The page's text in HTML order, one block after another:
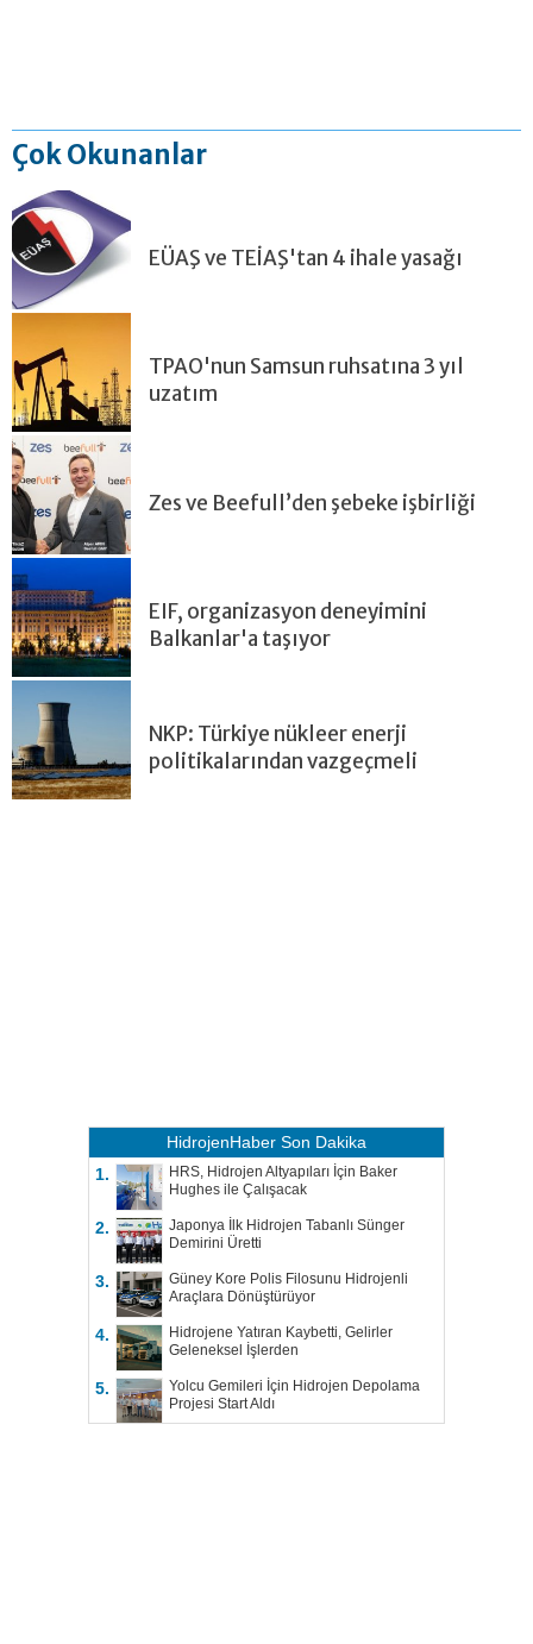
Çok Okunanlar
EÜAŞ ve TEİAŞ'tan 4 ihale yasağı
TPAO'nun Samsun ruhsatına 3 yıl
uzatım
Zes ve Beefull’den şebeke işbirliği
EIF, organizasyon deneyimini
Balkanlar'a taşıyor
NKP: Türkiye nükleer enerji
politikalarından vazgeçmeli
HidrojenHaber Son Dakika
1.
HRS, Hidrojen Altyapıları İçin Baker
Hughes ile Çalışacak
2.
Japonya İlk Hidrojen Tabanlı Sünger
Demirini Üretti
3.
Güney Kore Polis Filosunu Hidrojenli
Araçlara Dönüştürüyor
4.
Hidrojene Yatıran Kaybetti, Gelirler
Geleneksel İşlerden
5.
Yolcu Gemileri İçin Hidrojen Depolama
Projesi Start Aldı